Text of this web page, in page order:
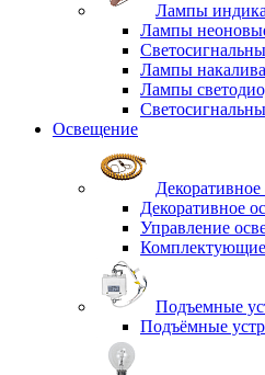
Лампы
Лампы
Лампы
Лампы
Освещение
Декоративное
Управление
Комплектующие
Подъемные
Подъёмные